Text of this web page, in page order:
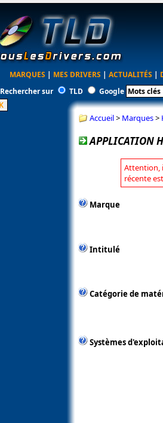
MARQUES | MES DRIVERS | ACTUALITÉS |
Rechercher sur
TLD Google
Accueil> Marques>
APPLICATION
Attention,
récente
Marque
Intitulé
Catégorie de
Systèmes